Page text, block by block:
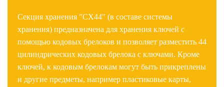
Секция хранения "СХ44" (в составе системы
хранения) предназначена для хранения ключей с
помощью кодовых брелоков и позволяет разместить 44
цилиндрических кодовых брелока с ключами. Кроме
ключей, к кодовым брелокам могут быть прикреплены
и другие предметы, например пластиковые карты,